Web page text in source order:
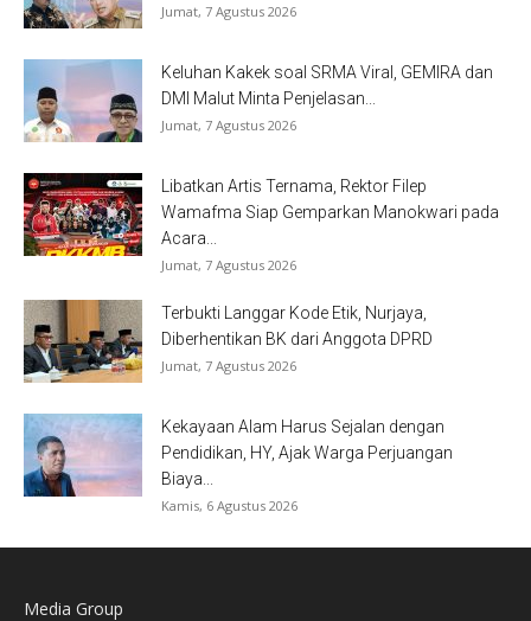
Jumat, 7 Agustus 2026
Keluhan Kakek soal SRMA Viral, GEMIRA dan
DMI Malut Minta Penjelasan...
Jumat, 7 Agustus 2026
Libatkan Artis Ternama, Rektor Filep
Wamafma Siap Gemparkan Manokwari pada
Acara...
Jumat, 7 Agustus 2026
Terbukti Langgar Kode Etik, Nurjaya,
Diberhentikan BK dari Anggota DPRD
Jumat, 7 Agustus 2026
Kekayaan Alam Harus Sejalan dengan
Pendidikan, HY, Ajak Warga Perjuangan
Biaya...
Kamis, 6 Agustus 2026
Media Group